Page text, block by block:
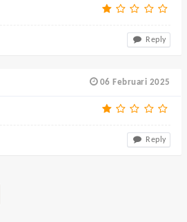
Reply
06 Februari 2025
Reply